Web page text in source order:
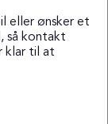
eller ønsker et
så kontakt
klar til at